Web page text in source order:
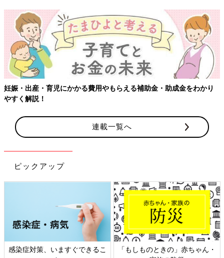
妊娠・出産・育児にかかる費用やもらえる補助金・助成金をわかり
やすく解説！
連載一覧へ
ピックアップ
感染症対策、いますぐできるこ
「もしものときの」赤ちゃん・